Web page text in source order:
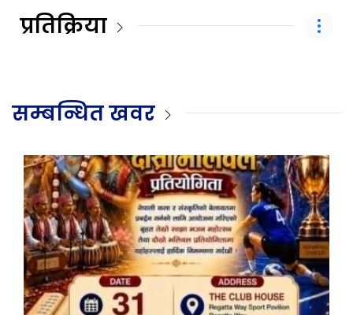
प्रतिक्रिया
सम्बन्धित खवर